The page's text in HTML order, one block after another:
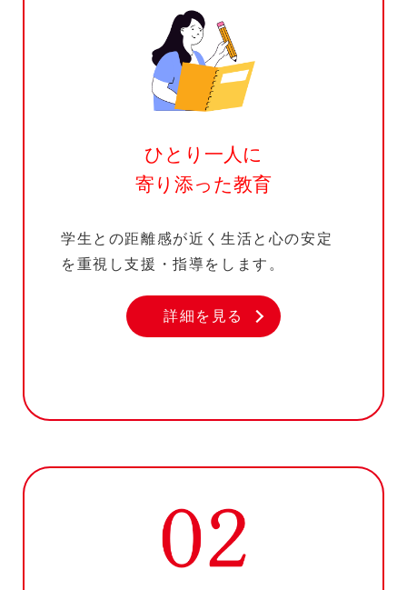
ひとり一人に
寄り添った教育
学生との距離感が近く生活と心の安定
を重視し支援・指導をします。
詳細を見る